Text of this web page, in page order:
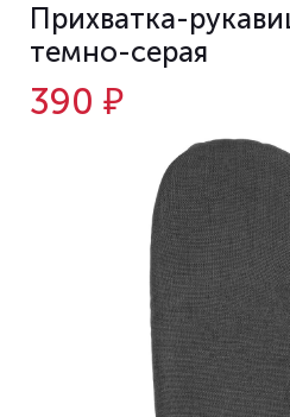
Прихватка-
темно-серая
390 ₽